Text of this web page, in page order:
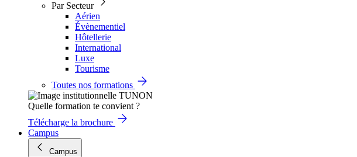
Par Secteur
Aérien
Évènementiel
Hôtellerie
International
Luxe
Tourisme
Toutes nos formations
Quelle formation te convient ?
Télécharge la brochure
Campus
Campus